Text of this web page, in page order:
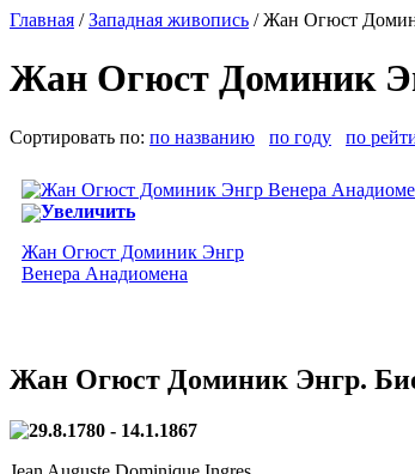
Главная /Западная живопись / Жан Огюст
Жан Огюст Доминик
Сортировать по: по названию по году по
Увеличить
Жан Огюст Доминик Энгр
Венера Анадиомена
Жан Огюст Доминик Энгр.
29.8.1780 - 14.1.1867